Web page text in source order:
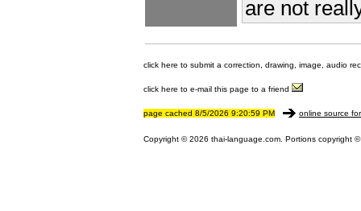
are not
click here to submit a correction, drawing, image, audio
click here to e-mail this page to a friend
page cached 8/5/2026 9:20:59 PM online source
Copyright © 2026 thai-language.com. Portions copyright